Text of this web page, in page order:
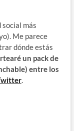
más
Me parece
dónde estás
un pack de
entre los
.